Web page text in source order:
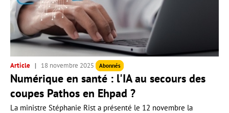
Article 18 novembre 2025 Abonnés
Numérique en santé : l'IA au secours des
coupes Pathos en Ehpad ?
La ministre Stéphanie Rist a présenté le 12 novembre la